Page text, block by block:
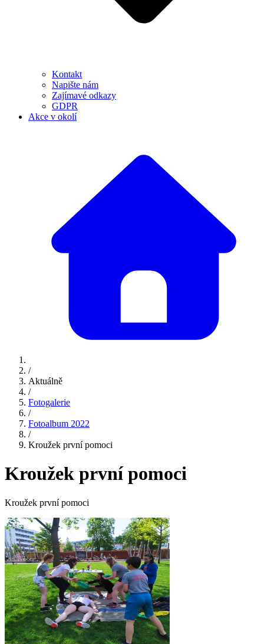
Kontakt
Napište nám
Zajímavé odkazy
GDPR
Akce v okolí
/
Aktuálně
/
Fotogalerie
/
Fotoalbum 2022
/
Kroužek první pomoci
Kroužek první pomoci
Kroužek první pomoci